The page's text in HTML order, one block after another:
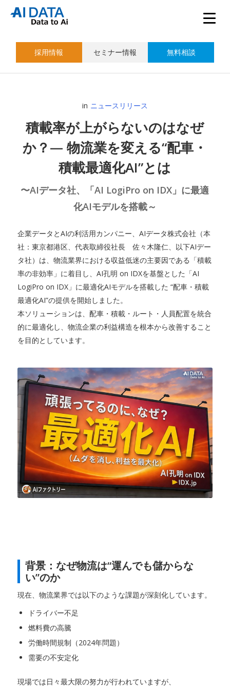
採用情報 セミナー情報 無料相談
in ニュースリリース
積載率が上がらないのはなぜ
か？— 物流業を変える“配車・
積載最適化AI”とは
〜AIデータ社、「AI LogiPro on IDX」に最適
化AIモデルを搭載～
企業データとAIの利活用カンパニー、AIデータ株式会社（本
社：東京都港区、代表取締役社長 佐々木隆仁、以下AIデー
タ社）は、物流業界における収益低迷の主要因である「積載
率の非効率」に着目し、AI孔明 on IDXを基盤とした「AI
LogiPro on IDX」に最適化AIモデルを搭載した “配車・積載
最適化AI”の提供を開始しました。
本ソリューションは、配車・積載・ルート・人員配置を統合
的に最適化し、物流企業の利益構造を根本から改善すること
を目的としています。
背景：なぜ物流は“運んでも儲からな
い”のか
現在、物流業界では以下のような課題が深刻化しています。
ドライバー不足
燃料費の高騰
労働時間規制（2024年問題）
需要の不安定化
現場では日々最大限の努力が行われていますが、